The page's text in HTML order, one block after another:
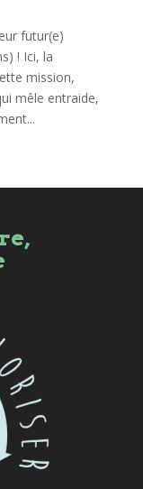
futur(e)
! Ici, la
mission,
mêle entraide,